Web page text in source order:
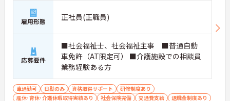
雇用形態 正社員(正職員)
応募要件
■社会福祉士、社会福祉主事 ■普通自動
車免許（AT限定可） ■介護施設での相談員
業務経験ある方
車通勤可 日勤のみ 資格取得サポート
研修制度あり
産休･育休･介護休暇取得実績あり
社会保険完備 交通費支給 退職金制度あり